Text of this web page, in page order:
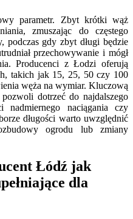
parametr. Zbyt krótki wąż
zmuszając do częstego
podczas gdy zbyt długi będzie
przechowywanie i mógł
Producenci z Łodzi oferują
takich jak 15, 25, 50 czy 100
węża na wymiar. Kluczową
dotrzeć do najdalszego
nadmiernego naciągania czy
długości warto uwzględnić
ogrodu lub zmiany
Łódź jak
dla